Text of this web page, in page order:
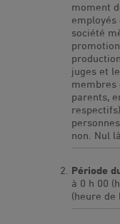
moment
société
juges et
membres
parents,
non. Nul
Période
à 0 h 00
(heure de